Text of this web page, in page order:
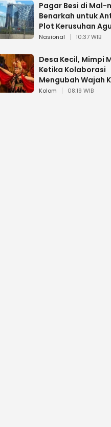
Pagar Besi di Mal-
Benarkah untuk
Plot Kerusuhan
Nasional 10:37 WIB
Desa Kecil, Mimpi
Ketika Kolaborasi
Mengubah Wajah
Kolom 08:19 WIB